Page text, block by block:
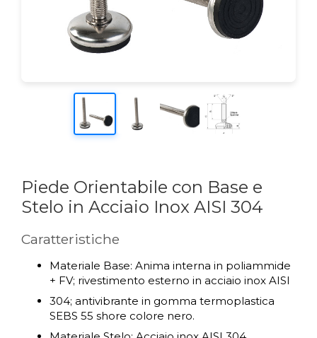
Piede Orientabile con Base e
Stelo in Acciaio Inox AISI 304
Caratteristiche
Materiale Base: Anima interna in poliammide
+ FV; rivestimento esterno in acciaio inox AISI
304; antivibrante in gomma termoplastica
SEBS 55 shore colore nero.